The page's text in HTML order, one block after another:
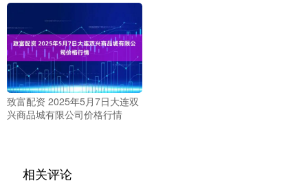
致富配资 2025年5月7日大连双
兴商品城有限公司价格行情
相关评论